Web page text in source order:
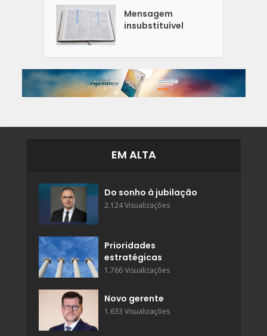
Mensagem
insubstituível
EM ALTA
Do sonho à jubilação
2.124 Visualizações
Prioridades
estratégicas
1.766 Visualizações
Novo gerente
1.633 Visualizações